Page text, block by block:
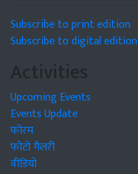
Subscribe to print edition
Subscribe to digital edition
Activities
Upcoming Events
Events Update
फोरम
फोटो गैलरी
वीडियो